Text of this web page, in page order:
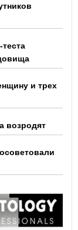
и трех
возродят